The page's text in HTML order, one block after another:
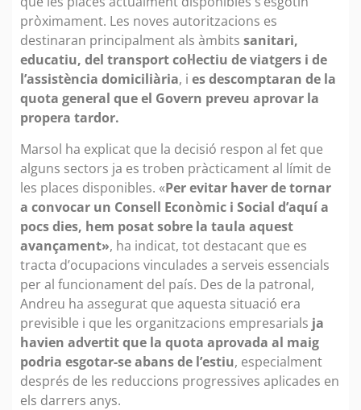
pròximament. Les noves autoritzacions es
destinaran principalment als àmbits sanitari,
educatiu, del transport col·lectiu de viatgers i de
l’assistència domiciliària, i es descomptaran de la
quota general que el Govern preveu aprovar la
propera tardor.
Marsol ha explicat que la decisió respon al fet que
alguns sectors ja es troben pràcticament al límit de
les places disponibles. «Per evitar haver de tornar
a convocar un Consell Econòmic i Social d’aquí a
pocs dies, hem posat sobre la taula aquest
avançament», ha indicat, tot destacant que es
tracta d’ocupacions vinculades a serveis essencials
per al funcionament del país. Des de la patronal,
Andreu ha assegurat que aquesta situació era
previsible i que les organitzacions empresarials ja
havien advertit que la quota aprovada al maig
podria esgotar-se abans de l’estiu, especialment
després de les reduccions progressives aplicades en
els darrers anys.